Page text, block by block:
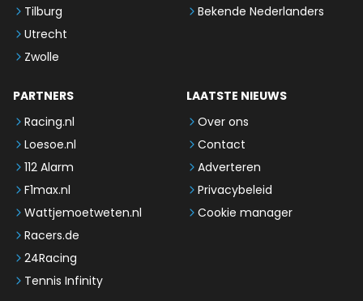
Tilburg
Utrecht
Zwolle
Bekende Nederlanders
PARTNERS
Racing.nl
Loesoe.nl
112 Alarm
F1max.nl
Wattjemoetweten.nl
Racers.de
24Racing
Tennis Infinity
LAATSTE NIEUWS
Over ons
Contact
Adverteren
Privacybeleid
Cookie manager